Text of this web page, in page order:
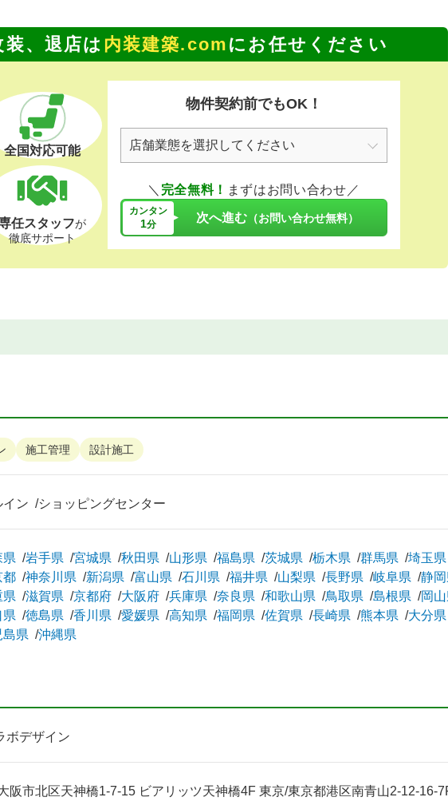
、退店は 内装建築.com にお任せください
全国対応可能
任スタッフが
徹底サポート
物件契約前でもOK！
＼ 完全無料！ まずはお問い合わせ／
カンタン
1分 次へ進む （お問い合わせ無料）
施工管理 設計施工
イン ショッピングセンター
県 岩手県 宮城県 秋田県 山形県 福島県 茨城県 栃木県 群馬県
埼玉県
都 神奈川県 新潟県 富山県 石川県 福井県 山梨県 長野県 岐阜県
静
県 滋賀県 京都府 大阪府 兵庫県 奈良県 和歌山県 鳥取県 島根県
岡
県 徳島県 香川県 愛媛県 高知県 福岡県 佐賀県 長崎県 熊本県
大分県
島県 沖縄県
ボデザイン
阪市北区天神橋1-7-15 ビアリッツ天神橋4F 東京/東京都港区南青山2-12-16-